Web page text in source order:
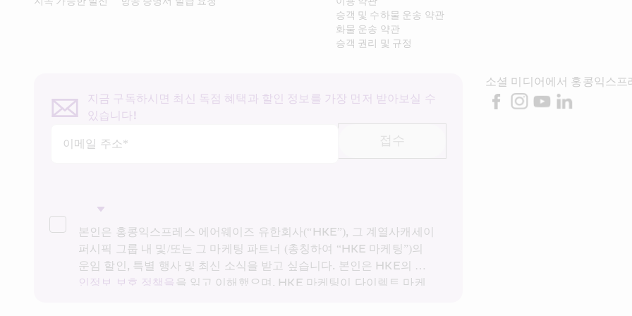
승객 및 수하물 운송 약관
화물 운송 약관
승객 권리 및 규정
지금 구독하시면 최신 독점 혜택과 할인 정보를 가장 먼저 받아보실 수
있습니다!
이메일 주소*
접수
본인은 홍콩익스프레스 에어웨이즈 유한회사(“HKE”), 그 계열사캐세이
퍼시픽 그룹 내 및/또는 그 마케팅 파트너 (총칭하여 “HKE 마케팅”)의
운임 할인, 특별 행사 및 최신 소식을 받고 싶습니다. 본인은 HKE의 개
인정보 보호 정책을 을 읽고 이해했으며, HKE 마케팅이 다이렉트 마케
소셜 미디어에서 홍콩익스프